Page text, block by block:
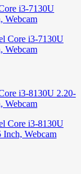
i3-7130U
Webcam
i3-8130U 2.20-
Webcam